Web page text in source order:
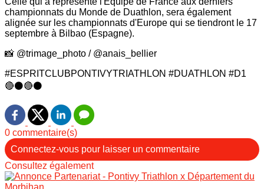
championnats du Monde de Duathlon, sera également
alignée sur les championnats d'Europe qui se tiendront le 17
septembre à Bilbao (Espagne).
📸 @trimage_photo / @anais_bellier
#ESPRITCLUBPONTIVYTRIATHLON #DUATHLON #D1
🔴⚫️🔴⚫️
0 commentaire(s)
Connectez-vous pour laisser un commentaire
Consultez également